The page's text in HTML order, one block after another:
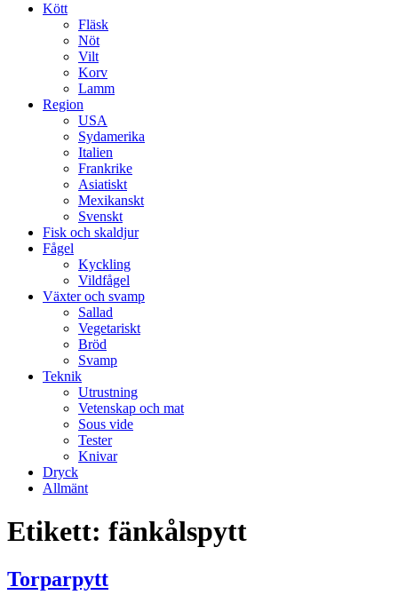
Kött
Fläsk
Nöt
Vilt
Korv
Lamm
Region
USA
Sydamerika
Italien
Frankrike
Asiatiskt
Mexikanskt
Svenskt
Fisk och skaldjur
Fågel
Kyckling
Vildfågel
Växter och svamp
Sallad
Vegetariskt
Bröd
Svamp
Teknik
Utrustning
Vetenskap och mat
Sous vide
Tester
Knivar
Dryck
Allmänt
Etikett: fänkålspytt
Torparpytt